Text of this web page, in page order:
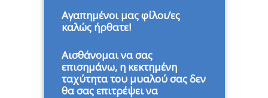
Αγαπημένοι μας φίλοι/ες
καλώς ήρθατε!
Αισθάνομαι να σας
επισημάνω, η κεκτημένη
ταχύτητα του μυαλού σας δεν
θα σας επιτρέψει να